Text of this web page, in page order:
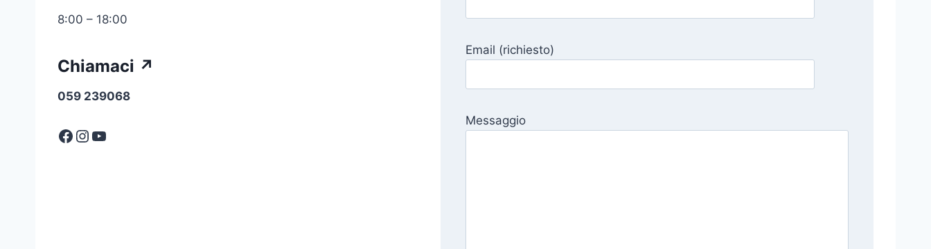
8:00 – 18:00
Chiamaci ↗
059 239068
Facebook Instagram YouTube
Email (richiesto)
Messaggio